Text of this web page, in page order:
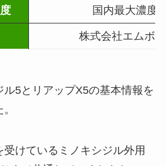
国内最大濃度5
株式会社エムボ
ル5とリアップX5の基本情報を
受けているミノキシジル外用